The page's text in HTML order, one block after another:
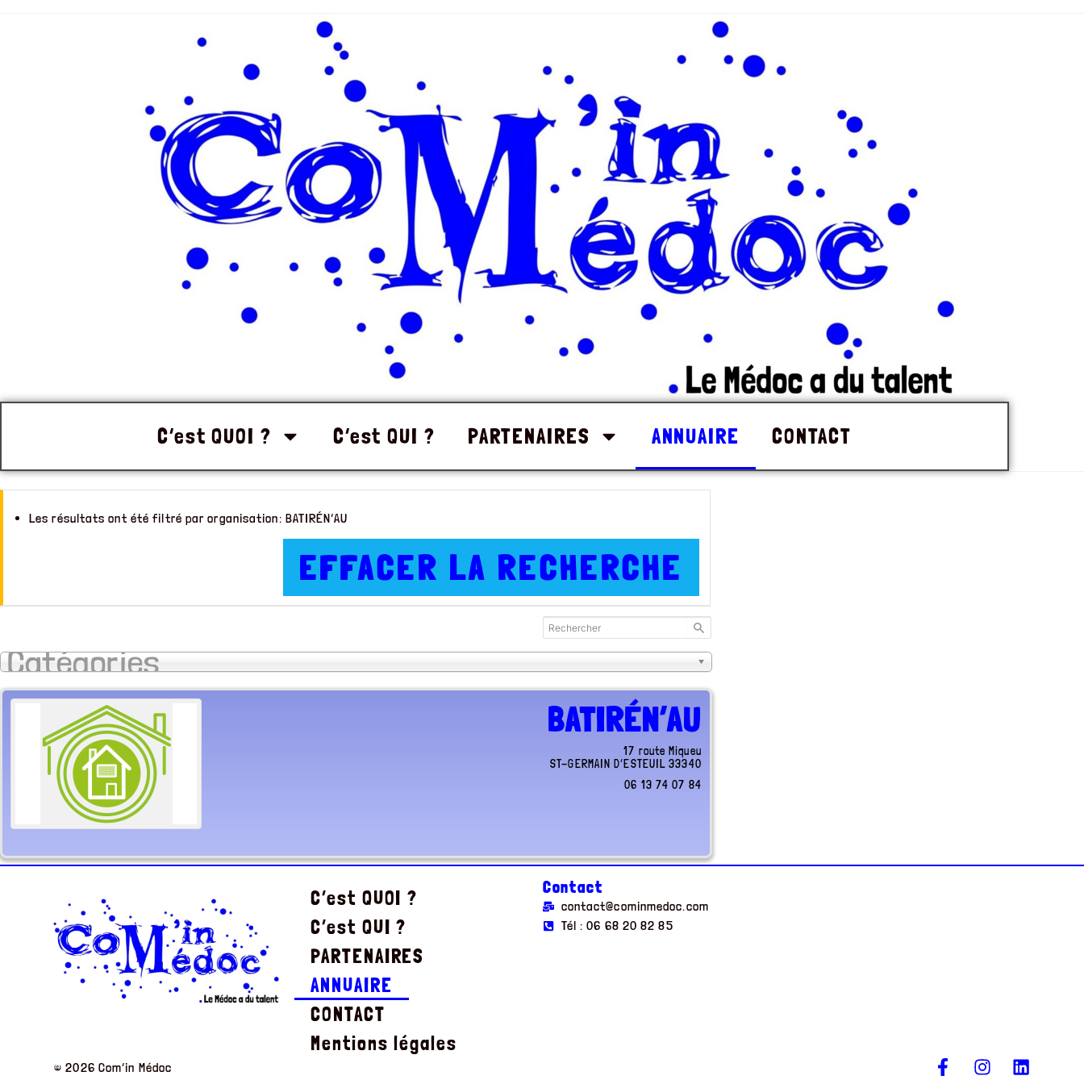
C’est QUOI ? C’est QUI ? PARTENAIRES ANNUAIRE CONTACT
Les résultats ont été filtré par organisation: BATIRÉN’AU
EFFACER LA RECHERCHE
Catégories
BATIRÉN’AU
17 route Miqueu
ST-GERMAIN D’ESTEUIL 33340
06 13 74 07 84
C’est QUOI ?
C’est QUI ?
PARTENAIRES
ANNUAIRE
CONTACT
Mentions légales
Contact
contact@cominmedoc.com
Tél : 06 68 20 82 85
© 2026 Com’in Médoc